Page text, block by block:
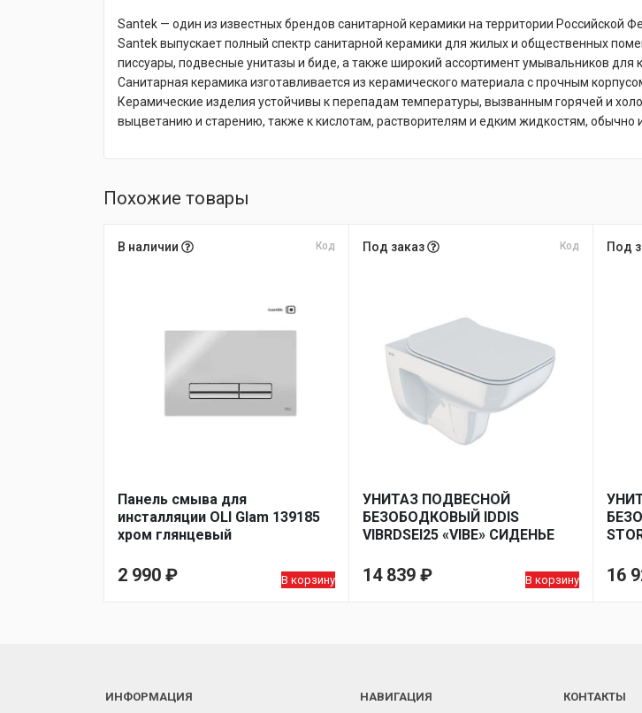
Santek — один из известных брендов санитарной керамики на территории Российской
Santek выпускает полный спектр санитарной керамики для жилых и общественных
писсуары, подвесные унитазы и биде, а также широкий ассортимент умывальников
Санитарная керамика изготавливается из керамического материала с прочным
Керамические изделия устойчивы к перепадам температуры, вызванным горячей и
выцветанию и старению, также к кислотам, растворителям и едким жидкостям,
Похожие товары
В наличии Код
Панель смыва для
инсталляции OLI Glam 139185
хром глянцевый
2 990 ₽ В корзину
Под заказ Код
УНИТАЗ ПОДВЕСНОЙ
БЕЗОБОДКОВЫЙ IDDIS
VIBRDSEI25 «VIBE» СИДЕНЬЕ
14 839 ₽ В корзину
Под
16
ИНФОРМАЦИЯ НАВИГАЦИЯ КОНТАКТЫ